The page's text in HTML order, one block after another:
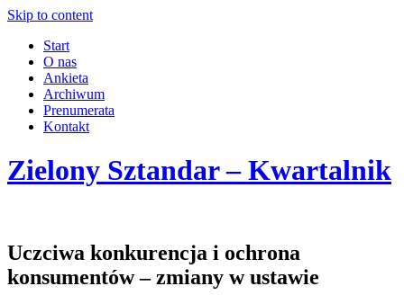
Skip to content
Start
O nas
Ankieta
Archiwum
Prenumerata
Kontakt
Zielony Sztandar – Kwartalnik
Uczciwa konkurencja i ochrona
konsumentów – zmiany w ustawie